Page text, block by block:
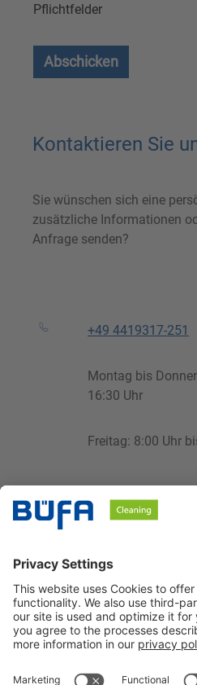
Pflichtfelder
Abschicken
Kontaktieren Sie
Sie wünschen sich eine
zusätzliche Informationen
Anfrage senden?
+49 4419317-251
Montag bis
16:30 Uhr
Freitag: 8:00 Uhr